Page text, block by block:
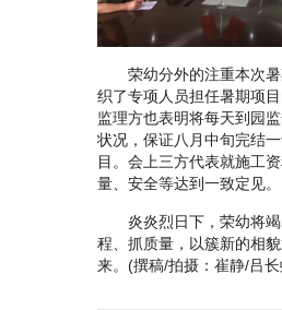
荣幼分外的注重本次暑
织了专项人员担任暑期项目
监理方也表明将每天到园
状况，保证八月中旬完结
目。会上三方代表就施工
量、安全等达到一致定见。
炎炎烈日下，荣幼将竭
程、抓质量，以簇新的相
来。(撰稿/拍摄：崔静/吕